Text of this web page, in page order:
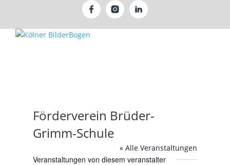
Förderverein Brüder-
Grimm-Schule
« Alle Veranstaltungen
Veranstaltungen von diesem veranstalter